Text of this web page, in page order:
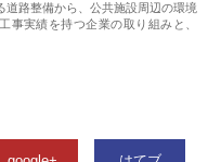
道路整備から、公共施設周辺の環境
事実績を持つ企業の取り組みと、